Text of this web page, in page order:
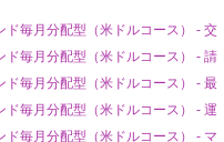
毎月分配型（米ドルコース） - 交
毎月分配型（米ドルコース） - 請
毎月分配型（米ドルコース） - 最
毎月分配型（米ドルコース） - 運
毎月分配型（米ドルコース） - マ